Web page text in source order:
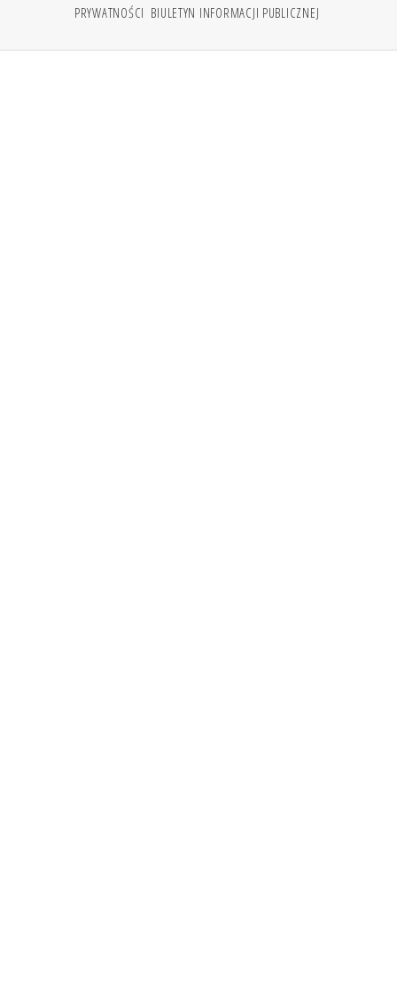
PRYWATNOŚCI BIULETYN INFORMACJI PUBLICZNEJ